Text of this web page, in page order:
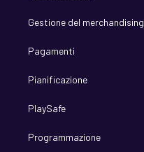
Gestione del merchandising
Pagamenti
Pianificazione
PlaySafe
Programmazione